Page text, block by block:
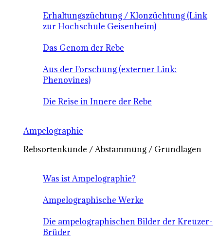
Erhaltungszüchtung / Klonzüchtung (Link
zur Hochschule Geisenheim)
Das Genom der Rebe
Aus der Forschung (externer Link:
Phenovines)
Die Reise in Innere der Rebe
Ampelographie
Rebsortenkunde / Abstammung / Grundlagen
Was ist Ampelographie?
Ampelographische Werke
Die ampelographischen Bilder der Kreuzer-
Brüder